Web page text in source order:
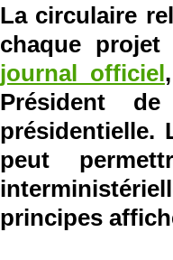
La circulaire
chaque
journal officiel
Président
présidentielle.
peut
principes